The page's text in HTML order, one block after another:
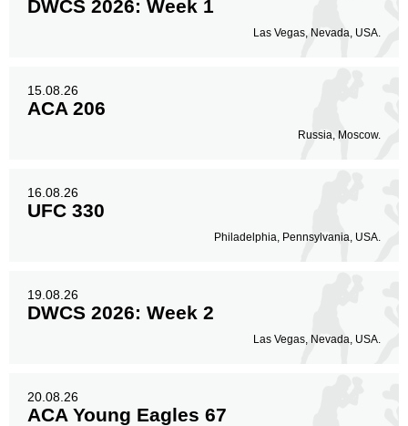
DWCS 2026: Week 1
Las Vegas, Nevada, USA.
15.08.26
ACA 206
Russia, Moscow.
16.08.26
UFC 330
Philadelphia, Pennsylvania, USA.
19.08.26
DWCS 2026: Week 2
Las Vegas, Nevada, USA.
20.08.26
ACA Young Eagles 67